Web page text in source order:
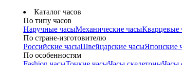
Каталог часов
По типу часов
Наручные часыМеханические часыКварцевые
По стране-изготовителю
Российские часыШвейцарские часыЯпонские
По особенностям